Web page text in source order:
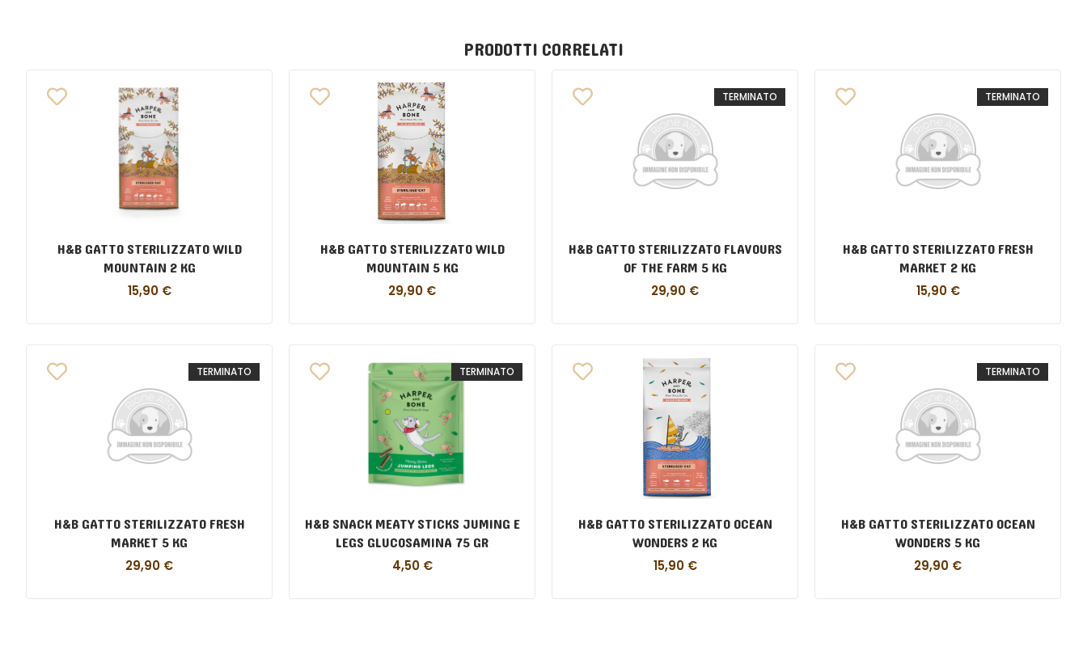
PRODOTTI CORRELATI
H&B GATTO STERILIZZATO WILD
MOUNTAIN 2 KG
15,90 €
H&B GATTO STERILIZZATO WILD
MOUNTAIN 5 KG
29,90 €
TERMINATO
H&B GATTO STERILIZZATO FLAVOURS
OF THE FARM 5 KG
29,90 €
TERMINATO
H&B GATTO STERILIZZATO FRESH
MARKET 2 KG
15,90 €
TERMINATO
H&B GATTO STERILIZZATO FRESH
MARKET 5 KG
29,90 €
TERMINATO
H&B SNACK MEATY STICKS JUMING E
LEGS GLUCOSAMINA 75 GR
4,50 €
H&B GATTO STERILIZZATO OCEAN
WONDERS 2 KG
15,90 €
TERMINATO
H&B GATTO STERILIZZATO OCEAN
WONDERS 5 KG
29,90 €